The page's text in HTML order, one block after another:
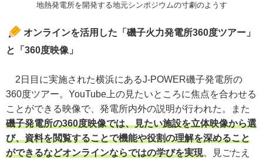
地熱発電所を開発する地元シンポジウムの寸劇のようす
オンラインを活用した「磯子火力発電所360度ツアー」
と「360度映像」
2日目に実施された横浜にあるJ-POWER磯子発電所の
360度ツアー。YouTube上の見たいところに焦点を合わせる
ことができる映像で、発電所内外の説明が行われた。また
磯子発電所の360度映像では、見たい施設を立体映像から選
び、資料を閲覧することで機能や役割の理解を深めること
ができるなどオンラインならではの学びを実現。見ごたえ